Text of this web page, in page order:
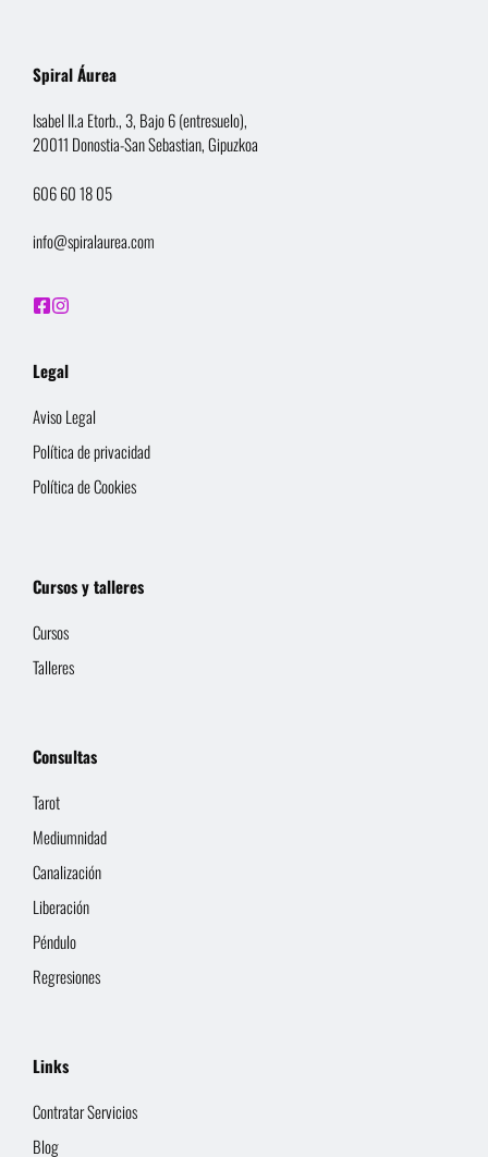
Spiral Áurea
Isabel II.a Etorb., 3, Bajo 6 (entresuelo),
20011 Donostia-San Sebastian, Gipuzkoa
606 60 18 05
info@spiralaurea.com
Legal
Aviso Legal
Política de privacidad
Política de Cookies
Cursos y talleres
Cursos
Talleres
Consultas
Tarot
Mediumnidad
Canalización
Liberación
Péndulo
Regresiones
Links
Contratar Servicios
Blog